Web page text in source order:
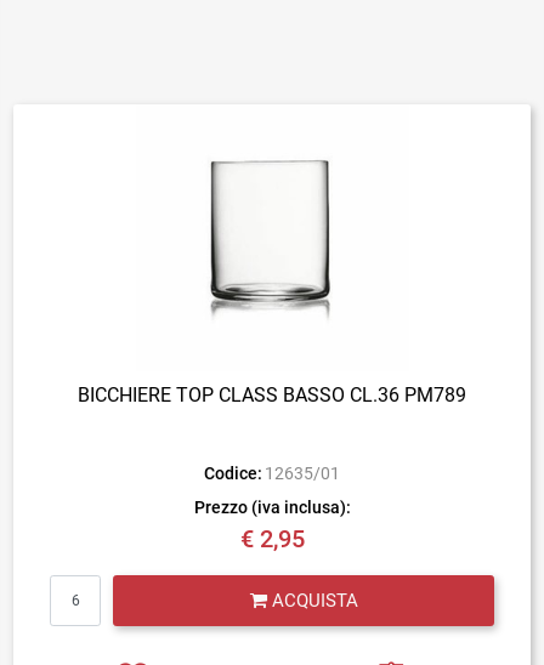
BICCHIERE TOP CLASS BASSO CL.36 PM789
Codice: 12635/01
Prezzo (iva inclusa):
€ 2,95
ACQUISTA